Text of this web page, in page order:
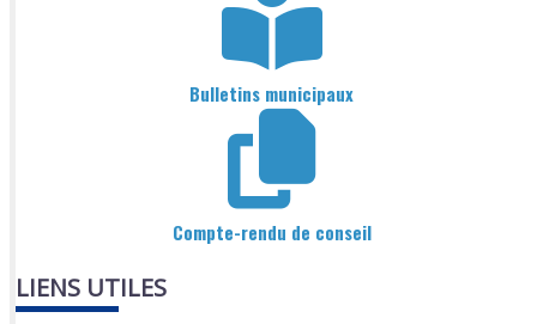
Bulletins municipaux
Compte-rendu de conseil
LIENS UTILES